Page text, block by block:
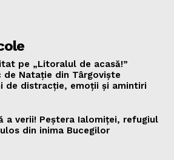
pe „Litoralul de acasă!”
de Natație din Târgoviște
de distracție, emoții și amintiri
a verii! Peștera Ialomiței, refugiul
din inima Bucegilor